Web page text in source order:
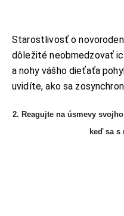
Starostlivosť o
dôležité neobmedzovať
a nohy vášho dieťaťa
uvidíte, ako sa
2. Reagujte na úsmevy
keď sa s